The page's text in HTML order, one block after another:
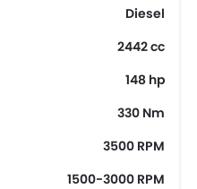
Diesel
2442 cc
148 hp
330 Nm
3500 RPM
1500-3000 RPM